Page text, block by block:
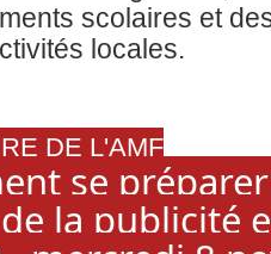
scolaires et
locales.
DE L'AMF
se
la publicité